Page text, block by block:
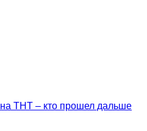
ТНТ – кто прошел дальше